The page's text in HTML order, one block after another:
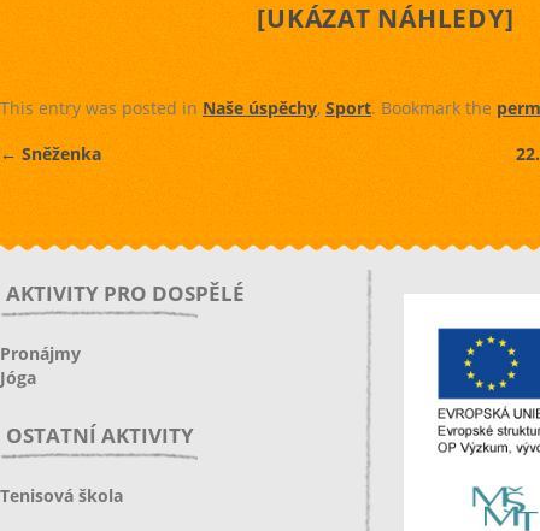
[UKÁZAT NÁHLEDY]
This entry was posted in Naše úspěchy, Sport. Bookmark the
← Sněženka
AKTIVITY PRO DOSPĚLÉ
Pronájmy
Jóga
OSTATNÍ AKTIVITY
Tenisová škola